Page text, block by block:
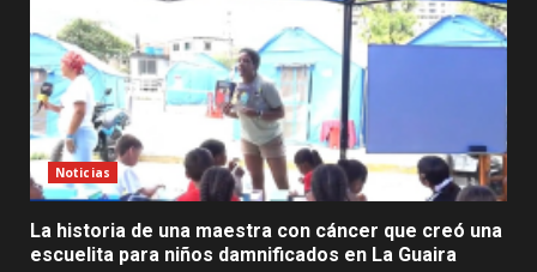
Noticias
La historia de una maestra con cáncer que creó una
escuelita para niños damnificados en La Guaira